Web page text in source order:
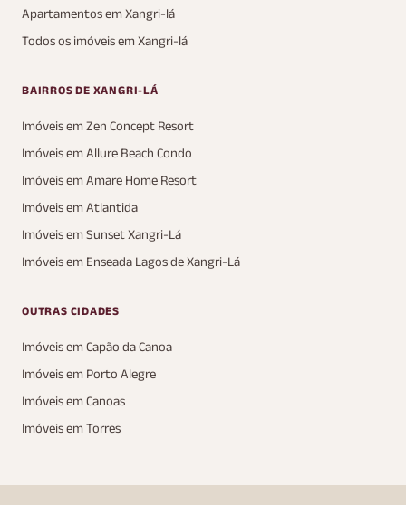
Apartamentos em Xangri-lá
Todos os imóveis em Xangri-lá
BAIRROS DE XANGRI-LÁ
Imóveis em Zen Concept Resort
Imóveis em Allure Beach Condo
Imóveis em Amare Home Resort
Imóveis em Atlantida
Imóveis em Sunset Xangri-Lá
Imóveis em Enseada Lagos de Xangri-Lá
OUTRAS CIDADES
Imóveis em Capão da Canoa
Imóveis em Porto Alegre
Imóveis em Canoas
Imóveis em Torres